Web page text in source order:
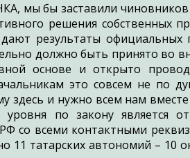
мы бы заставили чиновников
решения собственных
результаты официальных
должно быть принято во
основе и открыто
это совсем не по
здесь и нужно всем нам
по закону является
со всеми контактными
11 татарских автономий – 10